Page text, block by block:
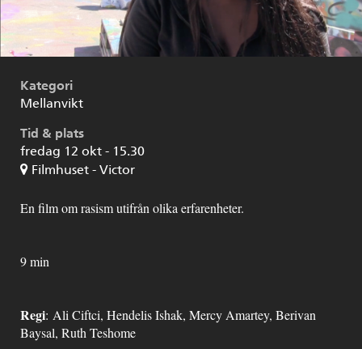
Kategori
Mellanvikt
Tid & plats
fredag 12 okt - 15.30
Filmhuset - Victor
En film om rasism utifrån olika erfarenheter.
9 min
Regi: Ali Ciftci, Hendelis Ishak, Mercy Amartey, Berivan
Baysal, Ruth Teshome